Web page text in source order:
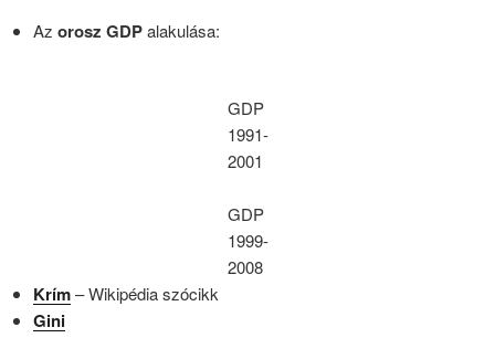
Az orosz GDPalakulása:
GDP
1991-
2001
GDP
1999-
2008
Krím– Wikipédia szócikk
Gini